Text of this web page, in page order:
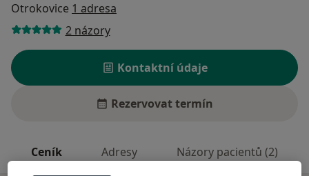
Otrokovice 1 adresa
2 názory
Kontaktní údaje
Rezervovat termín
Ceník Adresy Názory pacientů (2)